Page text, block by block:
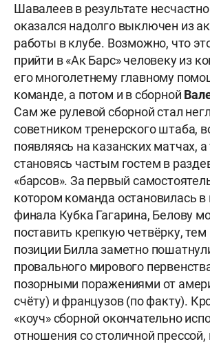
Шавалеев в результате
оказался надолго выключен из
работы в клубе. Возможно, что
прийти в «Ак Барс» человеку из
его многолетнему главному
команде, а потом и в сборной
Сам же рулевой сборной стал
советником тренерского штаба,
появляясь на казанских матчах,
становясь частым гостем в
«барсов». За первый
котором команда остановилась в
финала Кубка Гагарина, Белову
поставить крепкую четвёрку,
позиции Билла заметно
провального мирового
позорными поражениями от
счёту) и французов (по факту).
«коуч» сборной окончательно
отношения со столичной прессой,